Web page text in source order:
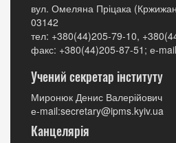
вул. Омеляна Пріцака
03142
тел: +380(44)205-79-10,
факс: +380(44)205-87-51; е-
Учений секретар інституту
Миронюк Денис Валерійович
е-mail:secretary@ipms.kyiv.ua
Канцелярія